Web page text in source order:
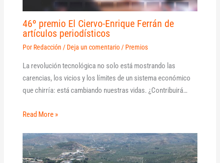
46º premio El Ciervo-Enrique Ferrán de
artículos periodísticos
Por Redacción / Deja un comentario / Premios
La revolución tecnológica no solo está mostrando las
carencias, los vicios y los límites de un sistema económico
que chirría: está cambiando nuestras vidas. ¿Contribuirá…
Read More »